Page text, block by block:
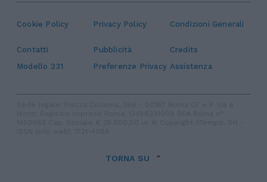
Cookie Policy Privacy Policy Condizioni Generali
Contatti Pubblicità
Credits
Modello 231
Preferenze Privacy Assistenza
TORNA SU